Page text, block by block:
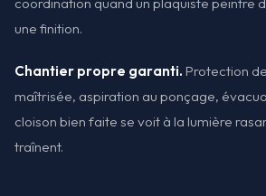
une finition.
Chantier propre garanti. Protection
maîtrisée, aspiration au ponçage,
cloison bien faite se voit à la lumière
traînent.